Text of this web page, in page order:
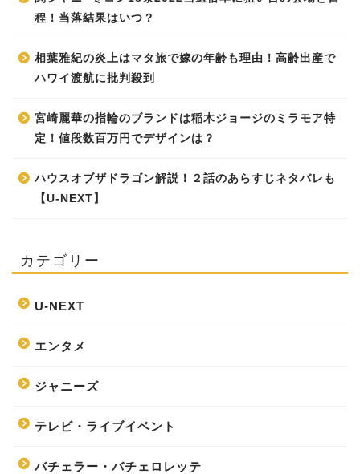
程！当落結果はいつ？
相葉雅紀の炎上はマタ旅で嫁の年齢も理由！高齢出産で
ハワイ渡航に批判殺到
宮崎麗華の指輪のブランドは稲木ジョージのミラモア特
定！値段数百万円でデザインは？
ハウスオブザドラゴン解説！２話のあらすじネタバレも
【U-NEXT】
カテゴリー
U-NEXT
エンタメ
ジャニーズ
テレビ・ライブイベント
バチェラー・バチェロレッテ